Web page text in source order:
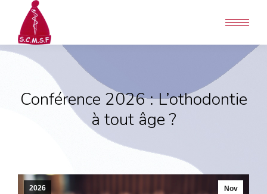
Conférence 2026 : L’othodontie
à tout âge ?
Nov
2026